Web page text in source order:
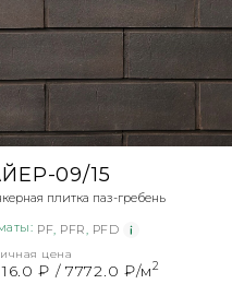
09/15
плитка паз-гребень
PF PFR PFD
цена
₽ / 7772.0 ₽/м2